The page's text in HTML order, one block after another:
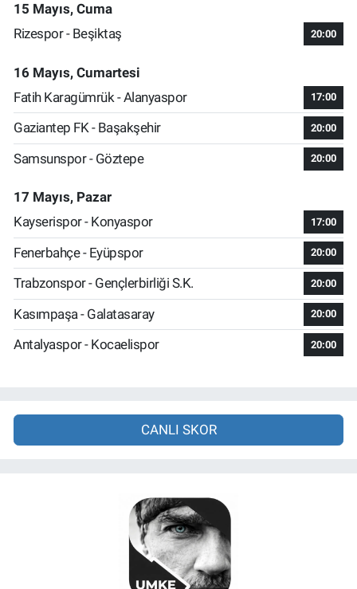
15 Mayıs, Cuma
Rizespor - Beşiktaş
20:00
16 Mayıs, Cumartesi
Fatih Karagümrük - Alanyaspor
17:00
Gaziantep FK - Başakşehir 20:00
Samsunspor - Göztepe 20:00
17 Mayıs, Pazar
Kayserispor - Konyaspor
17:00
Fenerbahçe - Eyüpspor 20:00
Trabzonspor - Gençlerbirliği S.K. 20:00
Kasımpaşa - Galatasaray 20:00
Antalyaspor - Kocaelispor 20:00
CANLI SKOR